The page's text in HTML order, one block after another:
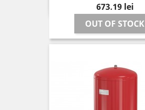
Pret
673,19 lei
OUT OF STOCK